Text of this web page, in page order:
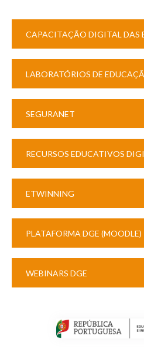
CAPACITAÇÃO DIGITAL DAS
LABORATÓRIOS DE
SEGURANET
RECURSOS EDUCATIVOS
ETWINNING
PLATAFORMA DGE (MOODLE)
WEBINARS DGE